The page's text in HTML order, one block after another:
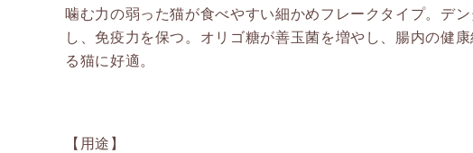
噛む力の弱った猫が食べやすい細かめフレークタイプ。デ
し、免疫力を保つ。オリゴ糖が善玉菌を増やし、腸内の健
る猫に好適。
【用途】